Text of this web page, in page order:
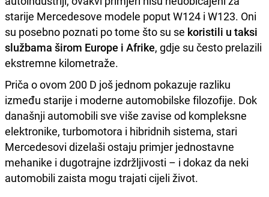
starije Mercedesove modele poput W124 i W123. Oni
su posebno poznati po tome što su se koristili u taksi
službama širom Europe i Afrike, gdje su često prelazili
ekstremne kilometraže.
Priča o ovom 200 D još jednom pokazuje razliku
između starije i moderne automobilske filozofije. Dok
današnji automobili sve više zavise od kompleksne
elektronike, turbomotora i hibridnih sistema, stari
Mercedesovi dizelaši ostaju primjer jednostavne
mehanike i dugotrajne izdržljivosti – i dokaz da neki
automobili zaista mogu trajati cijeli život.